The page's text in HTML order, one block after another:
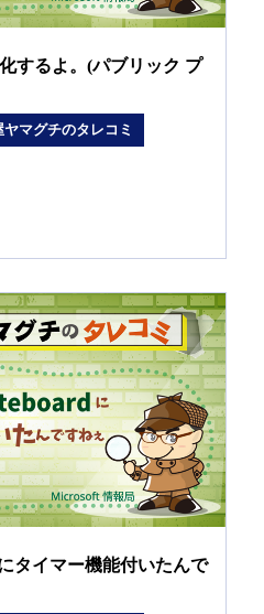
するよ。(パブリック プ
ヤマグチのタレコミ
タイマー機能付いたんで